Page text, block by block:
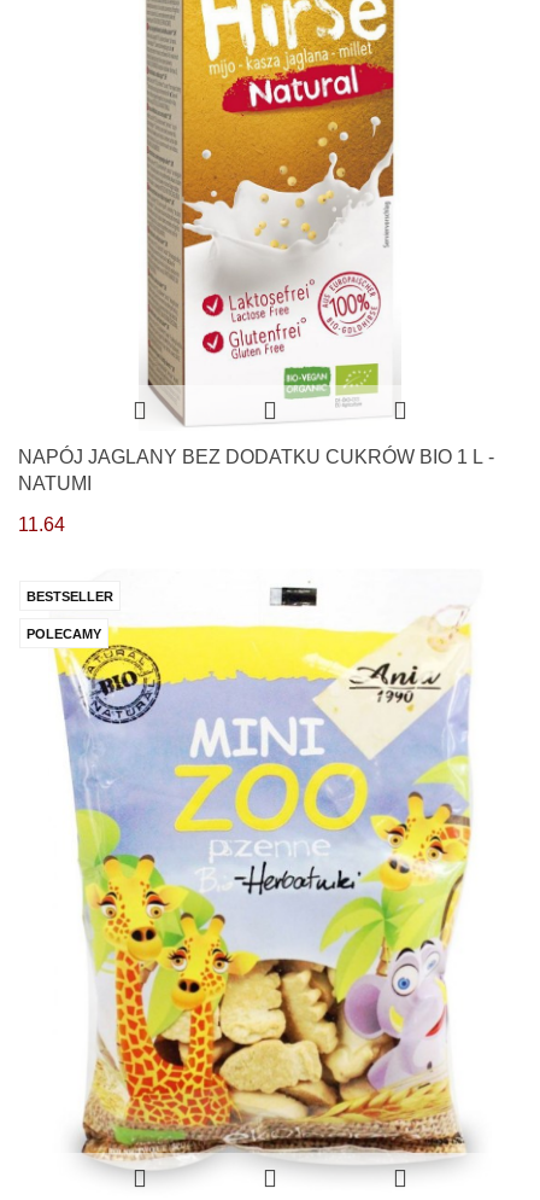
NAPÓJ JAGLANY BEZ DODATKU CUKRÓW BIO 1 L -
NATUMI
11.64
BESTSELLER
POLECAMY